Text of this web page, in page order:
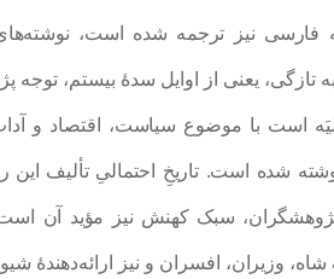
فارسی نیز ترجمه شده است،
تازگی، یعنی از اوایل سدۀ بیستم،
است با موضوع سیاست، اقتصاد و
سبک کهنش نیز مؤید آن
وزیران، افسران و نیز ارائه‌دهندۀ